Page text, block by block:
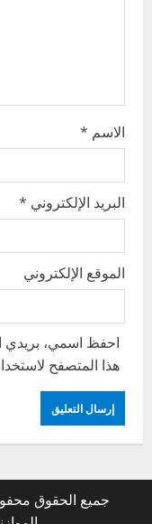
الاسم *
البريد الإلكتروني *
الموقع الإلكتروني
احفظ اسمي، بريدي
هذا المتصفح
جميع الحقوق